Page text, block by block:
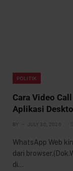
POLITIK
Cara Video
Aplikasi
BY JULY 30, 2026
WhatsApp Web
dari
di…